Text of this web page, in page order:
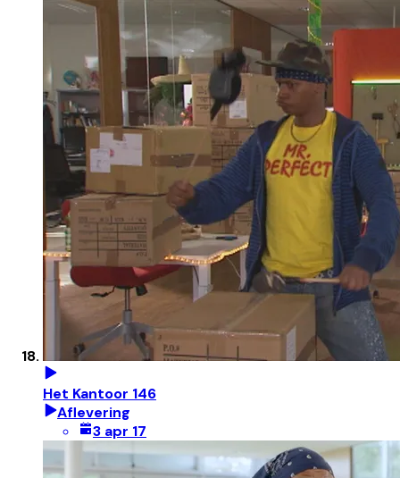
Het Kantoor 146
Aflevering
3 apr 17